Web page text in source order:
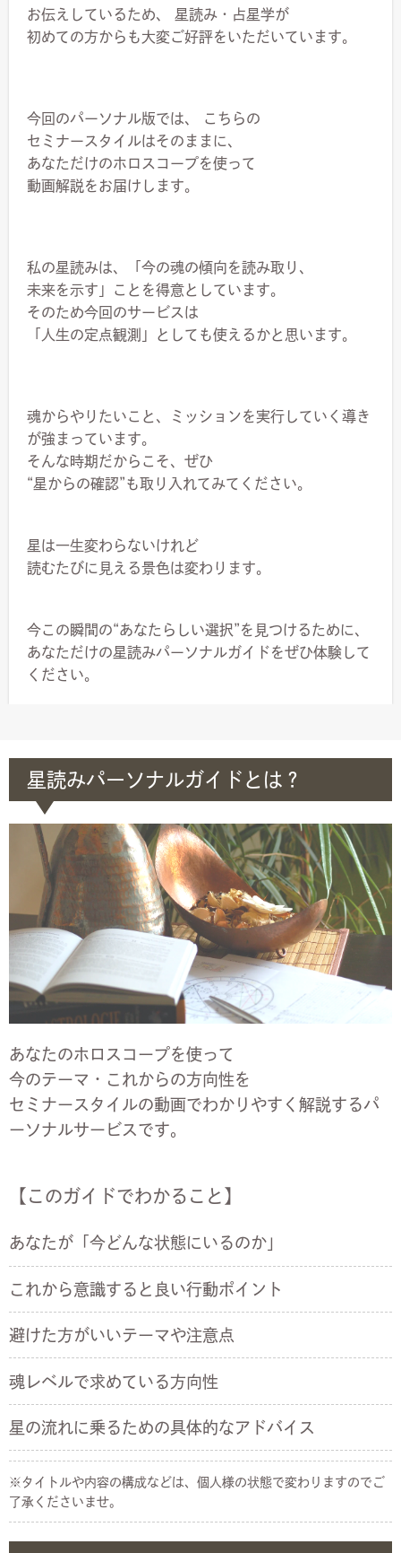
お伝えしているため、 星読み・占星学が
初めての方からも大変ご好評をいただいています。
今回のパーソナル版では、 こちらの
セミナースタイルはそのままに、
あなただけのホロスコープを使って
動画解説をお届けします。
私の星読みは、「今の魂の傾向を読み取り、
未来を示す」ことを得意としています。
そのため今回のサービスは
「人生の定点観測」としても使えるかと思います。
魂からやりたいこと、ミッションを実行していく導き
が強まっています。
そんな時期だからこそ、ぜひ
“星からの確認”も取り入れてみてください。
星は一生変わらないけれど
読むたびに見える景色は変わります。
今この瞬間の“あなたらしい選択”を見つけるために、
あなただけの星読みパーソナルガイドをぜひ体験して
ください。
星読みパーソナルガイドとは？
あなたのホロスコープを使って
今のテーマ・これからの方向性を
セミナースタイルの動画でわかりやすく解説するパ
ーソナルサービスです。
【このガイドでわかること】
あなたが「今どんな状態にいるのか」
これから意識すると良い行動ポイント
避けた方がいいテーマや注意点
魂レベルで求めている方向性
星の流れに乗るための具体的なアドバイス
※タイトルや内容の構成などは、個人様の状態で変わりますのでご
了承くださいませ。